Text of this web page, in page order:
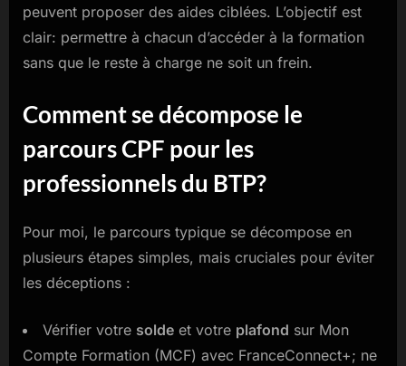
peuvent proposer des aides ciblées. L’objectif est
clair: permettre à chacun d’accéder à la formation
sans que le reste à charge ne soit un frein.
Comment se décompose le
parcours CPF pour les
professionnels du BTP?
Pour moi, le parcours typique se décompose en
plusieurs étapes simples, mais cruciales pour éviter
les déceptions :
Vérifier votre solde et votre plafond sur Mon
Compte Formation (MCF) avec FranceConnect+; ne